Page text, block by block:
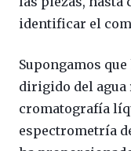
identificar el
Supongamos
dirigido del agua
cromatografía
espectrometría